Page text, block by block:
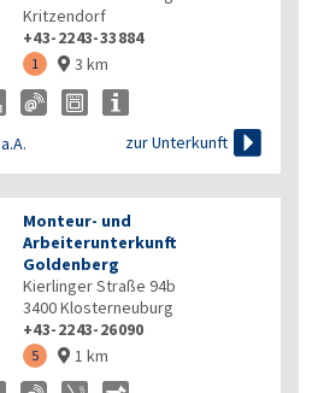
Kritzendorf
+43-2243-33884
1  3 km
a.A. zur Unterkunft 
Monteur- und
Arbeiterunterkunft
Goldenberg
Kierlinger Straße 94b
3400Klosterneuburg
+43-2243-26090
5  1 km